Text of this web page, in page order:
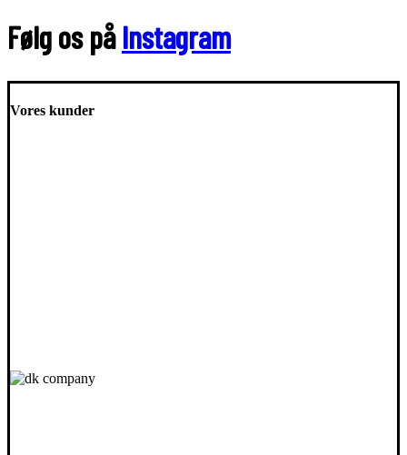
Følg os påInstagram
Vores kunder